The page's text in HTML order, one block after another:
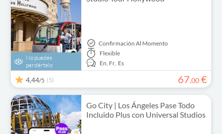
No puedes
perdértelo
Confirmación Al Momento
Flexible
En, Fr, Es
4,44/5 (5) 67,00 €
Go City | Los Ángeles Pase Todo
Incluido Plus con Universal Studios